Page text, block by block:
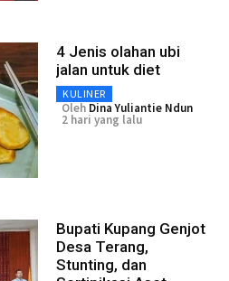
4 Jenis olahan ubi
jalan untuk diet
KULINER
Oleh Dina Yuliantie Ndun
2 hari yang lalu
Bupati Kupang Genjot
Desa Terang,
Stunting, dan